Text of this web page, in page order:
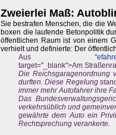
Zweierlei Maß:
Sie bestrafen Menschen, die die
boxen die laufende Betonpolitik
öffentlichen Raum ist von einem
verhielt und definierte: Der
Aus "
target="_blank">Am
Die Reichsgaragenordnung
durften. Diese Regelung
immer mehr Autofahrer ihre
Das
verkehrsüblich und
gewährte dem Auto ein
Rechtsprechung verankerte.